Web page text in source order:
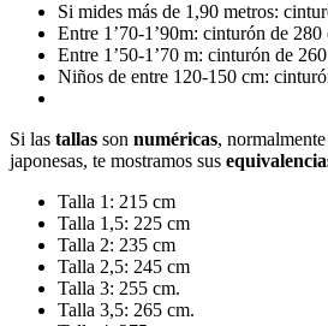
Si mides más de 1,90 metros:
Entre 1’70-1’90m: cinturón de
Entre 1’50-1’70 m: cinturón de
Niños de entre 120-150 cm:
Si las tallas son numéricas,
japonesas, te mostramos sus
Talla 1: 215 cm
Talla 1,5: 225 cm
Talla 2: 235 cm
Talla 2,5: 245 cm
Talla 3: 255 cm.
Talla 3,5: 265 cm.